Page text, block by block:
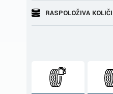
RASPOLOŽIVA